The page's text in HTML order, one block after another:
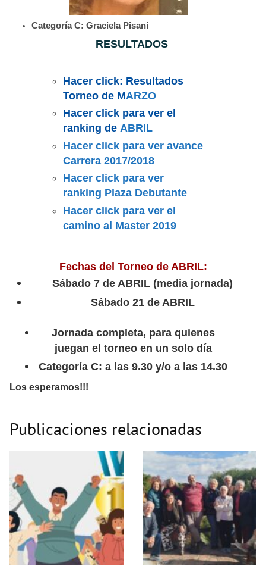
Categoría C: Graciela Pisani
RESULTADOS
Hacer click: Resultados
Torneo de MARZO
Hacer click para ver el
ranking de ABRIL
Hacer click para ver avance
Carrera 2017/2018
Hacer click para ver
ranking Plaza Debutante
Hacer click para ver el
camino al Master 2019
Fechas del Torneo de ABRIL:
Sábado 7 de ABRIL (media jornada)
Sábado 21 de ABRIL
Jornada completa, para quienes
juegan el torneo en un solo día
Categoría C: a las 9.30 y/o a las 14.30
Los esperamos!!!
Publicaciones relacionadas